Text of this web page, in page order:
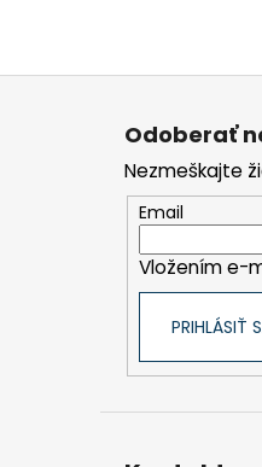
Z
Odoberať
Nezmeškajte
Email
Vložením e-
PRIHLÁSIŤ